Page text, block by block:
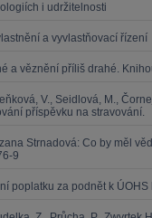
i udržitelnosti
a vyvlastňovací řízení
a věznění příliš drahé.
V., Seidlová, M.,
příspěvku na stravování.
Strnadová: Co by měl
9
poplatku za podnět k